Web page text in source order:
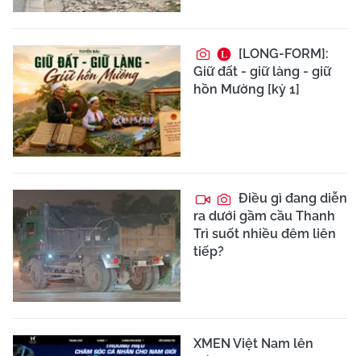
[LONG-FORM]:
Giữ đất - giữ làng - giữ
hồn Mường [kỳ 1]
Điều gì đang diễn
ra dưới gầm cầu Thanh
Trì suốt nhiều đêm liên
tiếp?
XMEN Việt Nam lên